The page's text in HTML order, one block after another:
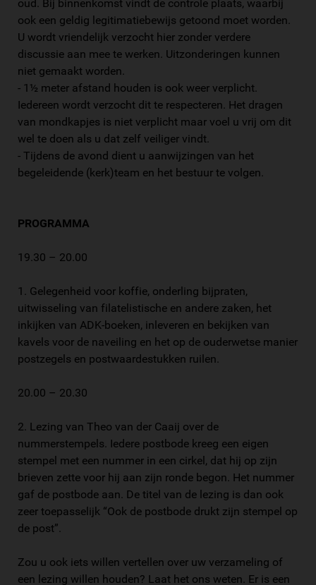
oud. Bij binnenkomst vindt de controle plaats, waarbij
ook een geldig legitimatiebewijs getoond moet worden.
U wordt vriendelijk verzocht hier zonder verdere
discussie aan mee te werken. Uitzonderingen kunnen
niet gemaakt worden.
- 1½ meter afstand houden is ook weer verplicht.
Iedereen wordt verzocht dit te respecteren. Het dragen
van mondkapjes is niet verplicht maar voel u vrij om dit
wel te doen als u dat zelf veiliger vindt.
- Tijdens de avond dient u aanwijzingen van het
begeleidende (kerk)team en het bestuur te volgen.
PROGRAMMA
19.30 – 20.00
1. Gelegenheid voor koffie, onderling bijpraten,
uitwisseling van filatelistische en andere zaken, het
inkijken van ADK-boeken, inleveren en bekijken van
kavels voor de naveiling en het op de ouderwetse manier
postzegels en postwaardestukken ruilen.
20.00 – 20.30
2. Lezing van Theo van der Caaij over de
nummerstempels. Iedere postbode kreeg een eigen
stempel met een nummer in een cirkel, dat hij op zijn
brieven zette voor hij aan zijn ronde begon. Het nummer
gaf de postbode aan. De titel van de lezing is dan ook
zeer toepasselijk “Ook de postbode drukt zijn stempel op
de post”.
Zou u ook iets willen vertellen over uw verzameling of
een lezing willen houden? Laat het ons weten. Er is een